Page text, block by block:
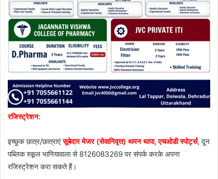
रजिस्ट्रेशन:
इच्छुक छात्र/छात्राएंसूबेदार मेजर (सेवानिवृत्त) थमन थापा, एचओडी स्पोर्ट्स, दून
पब्लिक स्कूल भानियावाला से 8126083269 पर संपर्क करके अपना
रजिस्ट्रेशन करा सकते हैं।